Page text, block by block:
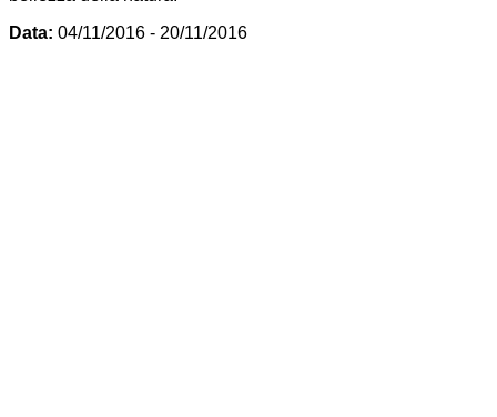
Data: 04/11/2016 - 20/11/2016